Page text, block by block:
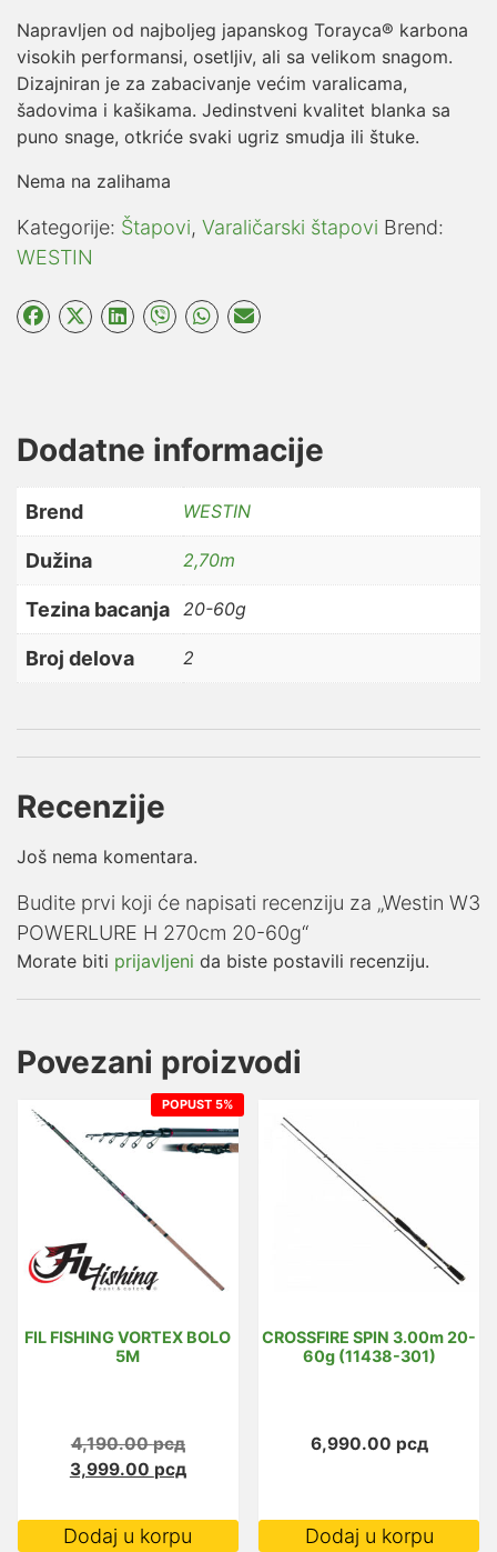
Napravljen od najboljeg japanskog Torayca® karbona
visokih performansi, osetljiv, ali sa velikom snagom.
Dizajniran je za zabacivanje većim varalicama,
šadovima i kašikama. Jedinstveni kvalitet blanka sa
puno snage, otkriće svaki ugriz smudja ili štuke.
Nema na zalihama
Kategorije: Štapovi, Varaličarski štapovi Brend:
WESTIN
Dodatne informacije
Brend WESTIN
Dužina 2,70m
Tezina bacanja 20-60g
Broj delova 2
Recenzije
Još nema komentara.
Budite prvi koji će napisati recenziju za „Westin W3
POWERLURE H 270cm 20-60g“
Morate biti prijavljeni da biste postavili recenziju.
Povezani proizvodi
POPUST 5%
FIL FISHING VORTEX BOLO
5M
4,190.00рсдOriginalna
cena
bila:
4,190.00 рсд.
3,999.00 рсдTrenutna
je:
3,999.00 рсд.
Dodaj u korpu
CROSSFIRE SPIN 3.00m 20-
60g (11438-301)
6,990.00 рсд
Dodaj u korpu